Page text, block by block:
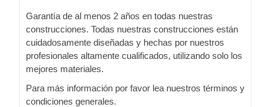
Garantía de al menos 2 años en todas nuestras
construcciones. Todas nuestras construcciones están
cuidadosamente diseñadas y hechas por nuestros
profesionales altamente cualificados, utilizando solo los
mejores materiales.
Para más información por favor lea nuestros términos y
condiciones generales.